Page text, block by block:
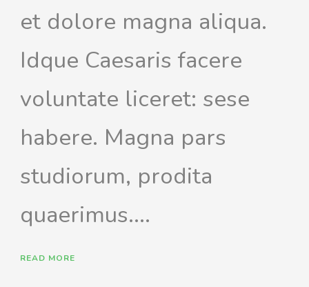
et dolore magna aliqua.
Idque Caesaris facere
voluntate liceret: sese
habere. Magna pars
studiorum, prodita
quaerimus....
READ MORE